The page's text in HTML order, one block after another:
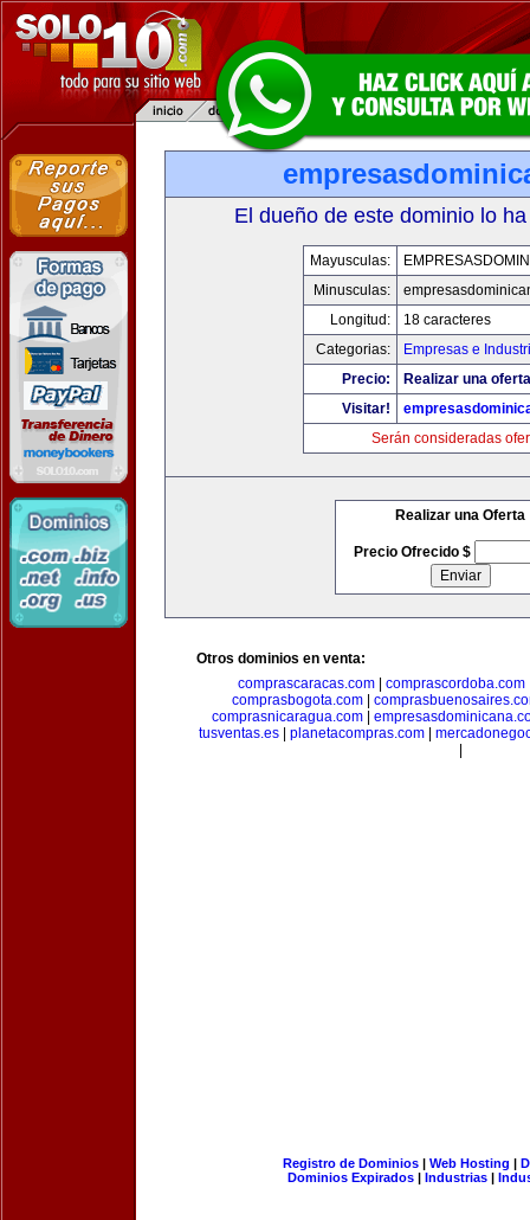
El dueño de este dominio lo
Mayusculas:
Minusculas:
Longitud:
18 caracteres
Categorias:
Empresas e
Precio:
Realizar una
Visitar!
Serán consideradas
Realizar una Oferta
Precio Ofrecido $
Otros dominios en venta:
comprascaracas.com| comprascordoba.com
comprasbogota.com|
comprasnicaragua.com|
tusventas.es| planetacompras.com|
Registro de Dominios| Web Hosting |
Dominios Expirados | Industrias |